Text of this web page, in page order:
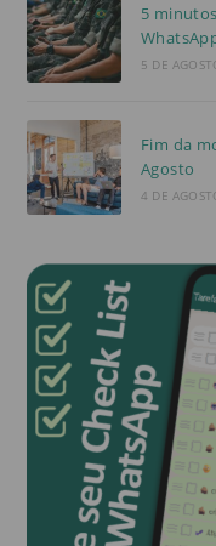
5
5 DE
Fim da
Agosto
4 DE